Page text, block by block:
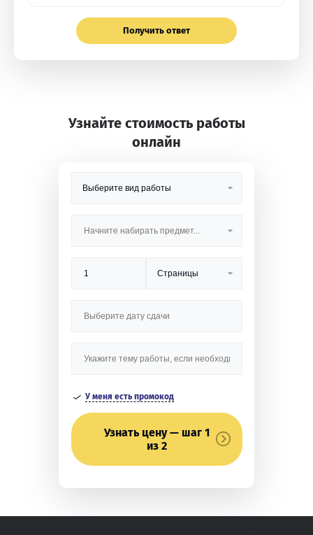
Получить ответ
Узнайте стоимость работы
онлайн
У меня есть промокод
Узнать цену — шаг 1
из 2